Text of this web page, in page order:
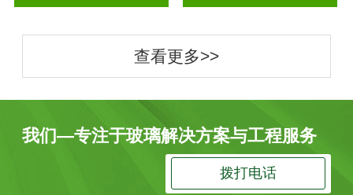
查看更多>>
我们—专注于玻璃解决方案与工程服务
拨打电话